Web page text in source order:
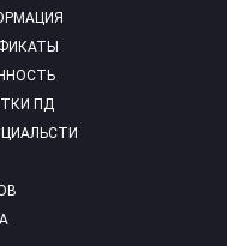
ПД